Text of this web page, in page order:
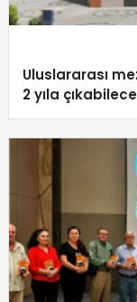
Uluslararası
2 yıla